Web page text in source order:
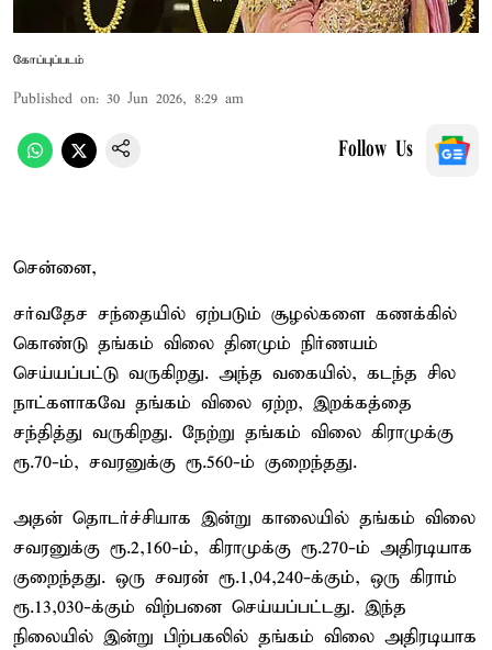
கோப்புப்படம்
Published on: 30 Jun 2026, 8:29 am
Follow Us
சென்னை,
சர்வதேச சந்தையில் ஏற்படும் சூழல்களை கணக்கில்
கொண்டு தங்கம் விலை தினமும் நிர்ணயம்
செய்யப்பட்டு வருகிறது. அந்த வகையில், கடந்த சில
நாட்களாகவே தங்கம் விலை ஏற்ற, இறக்கத்தை
சந்தித்து வருகிறது. நேற்று தங்கம் விலை கிராமுக்கு
ரூ.70-ம், சவரனுக்கு ரூ.560-ம் குறைந்தது.
அதன் தொடர்ச்சியாக இன்று காலையில் தங்கம் விலை
சவரனுக்கு ரூ.2,160-ம், கிராமுக்கு ரூ.270-ம் அதிரடியாக
குறைந்தது. ஒரு சவரன் ரூ.1,04,240-க்கும், ஒரு கிராம்
ரூ.13,030-க்கும் விற்பனை செய்யப்பட்டது. இந்த
நிலையில் இன்று பிற்பகலில் தங்கம் விலை அதிரடியாக